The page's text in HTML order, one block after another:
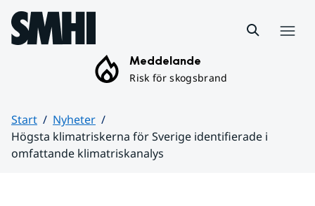
Hoppa till sidans innehåll
Meddelande
Risk för skogsbrand
Start
Nyheter
Högsta klimatriskerna för Sverige identifierade i
omfattande klimatriskanalys